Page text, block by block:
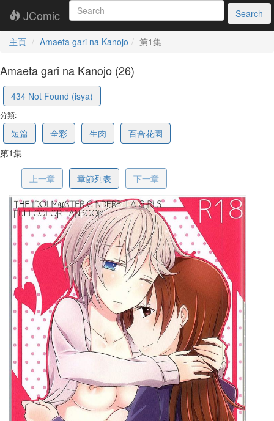
JComic Search
主頁 Amaeta gari na Kanojo 第1集
Amaeta gari na Kanojo (26)
434 Not Found (isya)
分類:
短篇 全彩 生肉
百合花園
第1集
上一章 章節列表 下一章